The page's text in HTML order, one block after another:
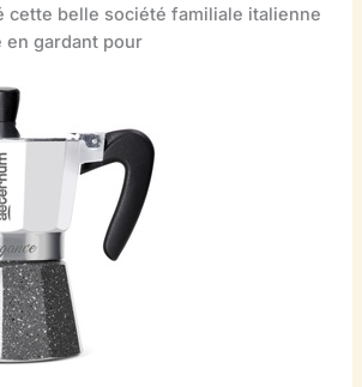
cette belle société familiale italienne
en gardant pour